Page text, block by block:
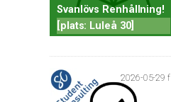
Svanlövs Renhållning!
[plats: Luleå 30]
2026-05-29 f